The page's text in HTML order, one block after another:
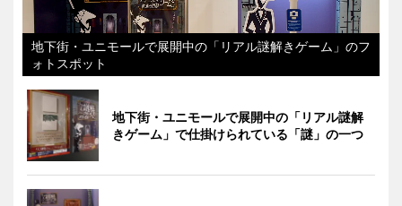
地下街・ユニモールで展開中の「リアル謎解きゲーム」のフ
ォトスポット
地下街・ユニモールで展開中の「リアル謎解
きゲーム」で仕掛けられている「謎」の一つ